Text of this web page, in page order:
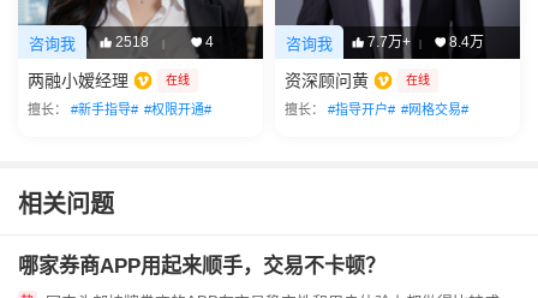
咨询我 2518 | 4
两融小嫒经理 在线
擅长： #新手指导# #权限开通#
咨询我 7.7万+ | 8.4万
资深顾问黄 在线
擅长： #指导开户# #网格交易#
相关问题
哪家券商APP用起来顺手，交易不卡顿？